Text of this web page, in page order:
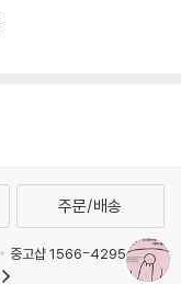
주문/배송
중고샵 1566-4295